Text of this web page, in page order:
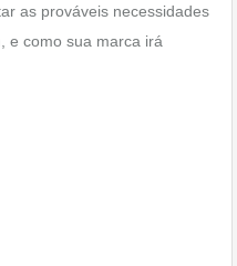
as prováveis necessidades
e como sua marca irá